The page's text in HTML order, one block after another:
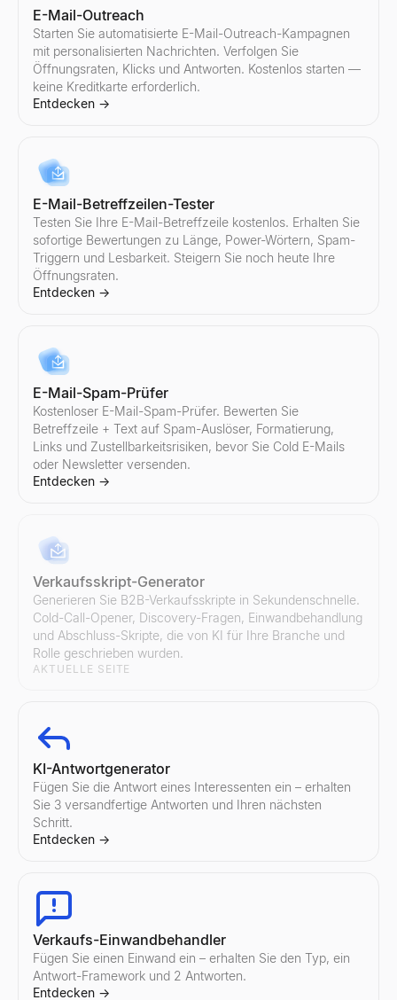
E-Mail-Outreach
Starten Sie automatisierte E-Mail-Outreach-Kampagnen
mit personalisierten Nachrichten. Verfolgen Sie
Öffnungsraten, Klicks und Antworten. Kostenlos starten —
keine Kreditkarte erforderlich.
Entdecken →
E-Mail-Betreffzeilen-Tester
Testen Sie Ihre E-Mail-Betreffzeile kostenlos. Erhalten Sie
sofortige Bewertungen zu Länge, Power-Wörtern, Spam-
Triggern und Lesbarkeit. Steigern Sie noch heute Ihre
Öffnungsraten.
Entdecken →
E-Mail-Spam-Prüfer
Kostenloser E-Mail-Spam-Prüfer. Bewerten Sie
Betreffzeile + Text auf Spam-Auslöser, Formatierung,
Links und Zustellbarkeitsrisiken, bevor Sie Cold E-Mails
oder Newsletter versenden.
Entdecken →
Verkaufsskript-Generator
Generieren Sie B2B-Verkaufsskripte in Sekundenschnelle.
Cold-Call-Opener, Discovery-Fragen, Einwandbehandlung
und Abschluss-Skripte, die von KI für Ihre Branche und
Rolle geschrieben wurden.
AKTUELLE SEITE
KI-Antwortgenerator
Fügen Sie die Antwort eines Interessenten ein – erhalten
Sie 3 versandfertige Antworten und Ihren nächsten
Schritt.
Entdecken →
Verkaufs-Einwandbehandler
Fügen Sie einen Einwand ein – erhalten Sie den Typ, ein
Antwort-Framework und 2 Antworten.
Entdecken →